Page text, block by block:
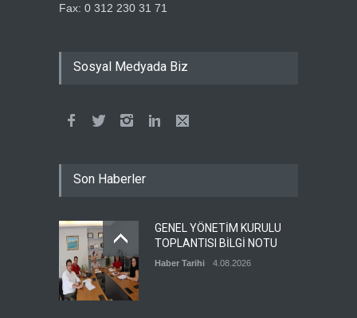
Fax: 0 312 230 31 71
Sosyal Medyada Biz
Son Haberler
GENEL YÖNETİM KURULU
TOPLANTISI BİLGİ NOTU
Haber Tarihi 4.08.2026